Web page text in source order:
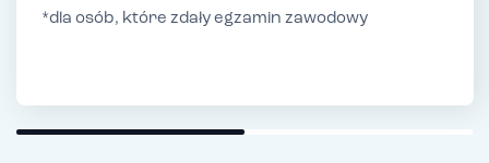
*dla osób, które zdały egzamin zawodowy